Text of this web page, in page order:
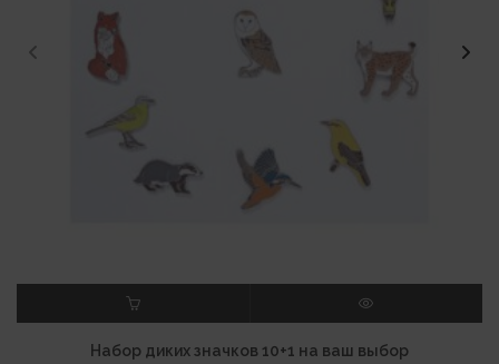
В КОРЗИНУ ПРОСМОТР
Набор диких значков 10+1 на ваш выбор